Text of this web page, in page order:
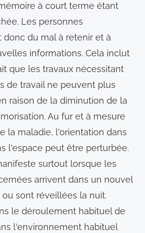
à court terme étant
Les personnes
du mal à retenir et à
informations. Cela inclut
que les travaux nécessitant
de travail ne peuvent plus
raison de la diminution de la
Au fur et à mesure
la maladie, l'orientation dans
l'espace peut être perturbée.
surtout lorsque les
arrivent dans un nouvel
sont réveillées la nuit.
le déroulement habituel de
l'environnement habituel